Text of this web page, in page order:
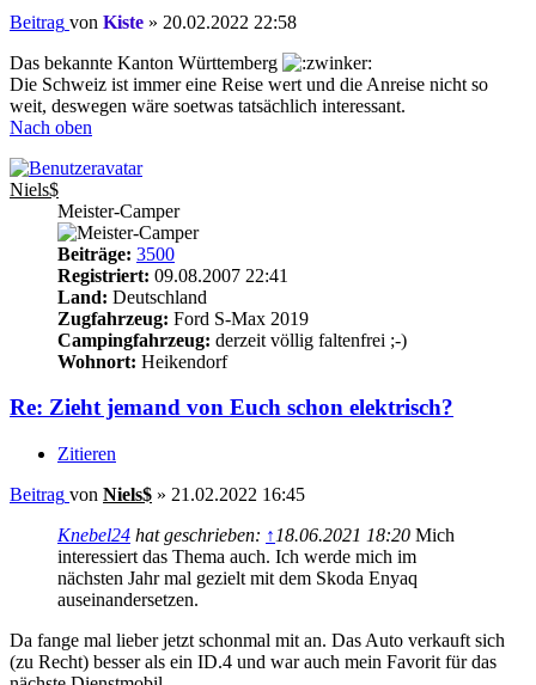
Beitrag von Kiste » 20.02.2022 22:58
Das bekannte Kanton Württemberg
Die Schweiz ist immer eine Reise wert und die Anreise nicht so
weit, deswegen wäre soetwas tatsächlich interessant.
Nach oben
Niels$
Meister-Camper
Beiträge: 3500
Registriert: 09.08.2007 22:41
Land: Deutschland
Zugfahrzeug: Ford S-Max 2019
Campingfahrzeug: derzeit völlig faltenfrei ;-)
Wohnort: Heikendorf
Re: Zieht jemand von Euch schon elektrisch?
Zitieren
Beitrag von Niels$ » 21.02.2022 16:45
Knebel24 hat geschrieben: ↑ 18.06.2021 18:20 Mich
interessiert das Thema auch. Ich werde mich im
nächsten Jahr mal gezielt mit dem Skoda Enyaq
auseinandersetzen.
Da fange mal lieber jetzt schonmal mit an. Das Auto verkauft sich
(zu Recht) besser als ein ID.4 und war auch mein Favorit für das